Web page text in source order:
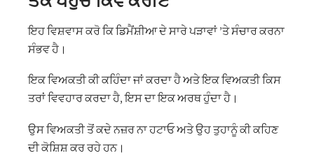
ਇਹ ਵਿਸ਼ਵਾਸ ਕਰੋ ਕਿ ਡਿਮੈਂਸ਼ੀਆ ਦੇ ਸਾਰੇ ਪੜਾਵਾਂ ’ਤੇ ਸੰਚਾਰ ਕਰਨਾ
ਸੰਭਵ ਹੈ।
ਇਕ ਵਿਅਕਤੀ ਕੀ ਕਹਿੰਦਾ ਜਾਂ ਕਰਦਾ ਹੈ ਅਤੇ ਇਕ ਵਿਅਕਤੀ ਕਿਸ
ਤਰਾਂ ਵਿਵਹਾਰ ਕਰਦਾ ਹੈ, ਇਸ ਦਾ ਇਕ ਅਰਥ ਹੁੰਦਾ ਹੈ।
ਉਸ ਵਿਅਕਤੀ ਤੋਂ ਕਦੇ ਨਜ਼ਰ ਨਾ ਹਟਾਓ ਅਤੇ ਉਹ ਤੁਹਾਨੂੰ ਕੀ ਕਹਿਣ
ਦੀ ਕੋਸ਼ਿਸ਼ ਕਰ ਰਹੇ ਹਨ।